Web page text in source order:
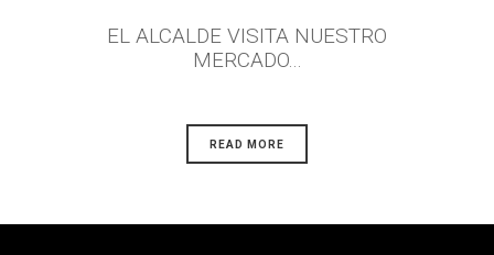
EL ALCALDE VISITA NUESTRO
MERCADO...
READ MORE